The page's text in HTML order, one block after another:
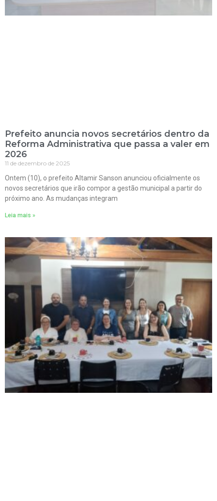
Prefeito anuncia novos secretários dentro da
Reforma Administrativa que passa a valer em
2026
11 de dezembro de 2025
Ontem (10), o prefeito Altamir Sanson anunciou oficialmente os
novos secretários que irão compor a gestão municipal a partir do
próximo ano. As mudanças integram
Leia mais »